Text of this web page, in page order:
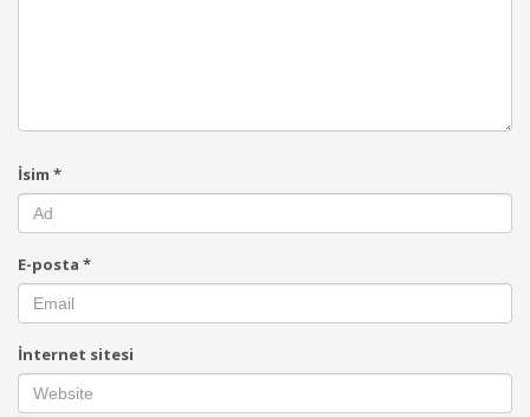
İsim *
E-posta *
İnternet sitesi